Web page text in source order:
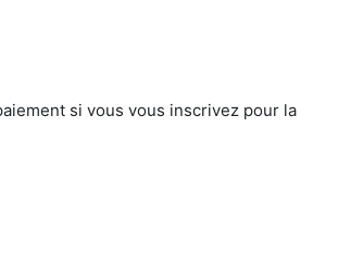
si vous vous inscrivez pour la